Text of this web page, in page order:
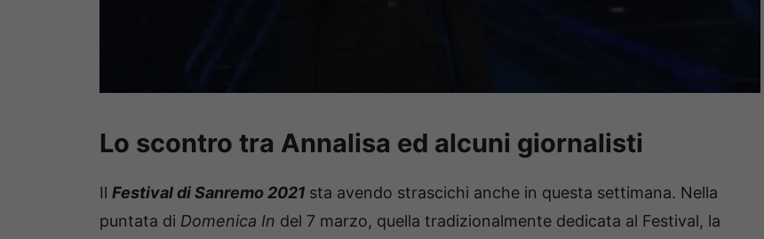
Lo scontro tra Annalisa ed alcuni giornalisti
Il Festival di Sanremo 2021 sta avendo strascichi anche in questa settimana. Nella
puntata di Domenica In del 7 marzo, quella tradizionalmente dedicata al Festival, la